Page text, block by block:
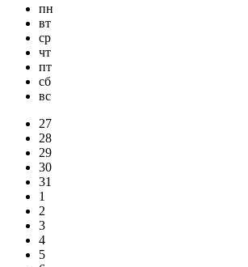
пн
вт
ср
чт
пт
сб
вс
27
28
29
30
31
1
2
3
4
5